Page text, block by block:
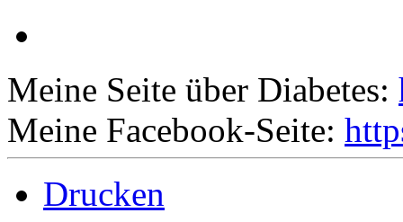
Meine Seite über Diabetes:
Meine Facebook-Seite:
Drucken